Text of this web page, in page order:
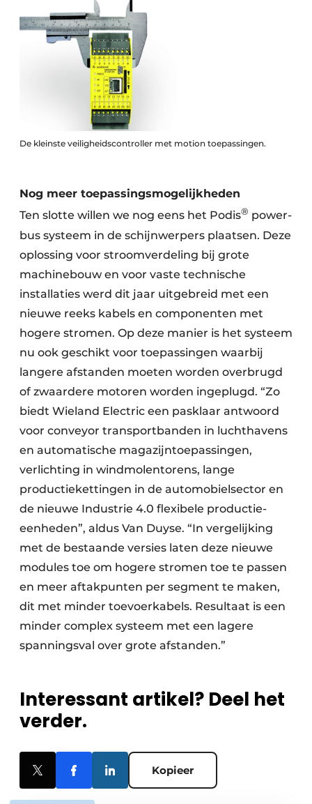
De kleinste veiligheidscontroller met motion toepassingen.
Nog meer toepassingsmogelijkheden
Ten slotte willen we nog eens het Podis® power-
bus systeem in de schijnwerpers plaatsen. Deze
oplossing voor stroomverdeling bij grote
machinebouw en voor vaste technische
installaties werd dit jaar uitgebreid met een
nieuwe reeks kabels en componenten met
hogere stromen. Op deze manier is het systeem
nu ook geschikt voor toepassingen waarbij
langere afstanden moeten worden overbrugd
of zwaardere motoren worden ingeplugd. “Zo
biedt Wieland Electric een pasklaar antwoord
voor conveyor transportbanden in luchthavens
en automatische magazijntoepassingen,
verlichting in windmolentorens, lange
productiekettingen in de automobielsector en
de nieuwe Industrie 4.0 flexibele productie-
eenheden”, aldus Van Duyse. “In vergelijking
met de bestaande versies laten deze nieuwe
modules toe om hogere stromen toe te passen
en meer aftakpunten per segment te maken,
dit met minder toevoerkabels. Resultaat is een
minder complex systeem met een lagere
spanningsval over grote afstanden.”
Interessant artikel? Deel het
verder.
Kopieer